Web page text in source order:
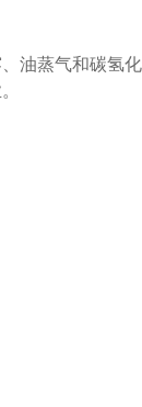
蒸气和碳氢